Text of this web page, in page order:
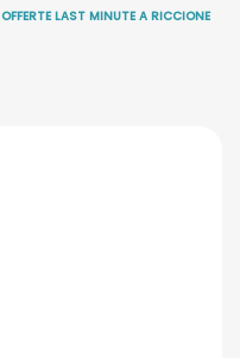
OFFERTE LAST MINUTE A RICCIONE